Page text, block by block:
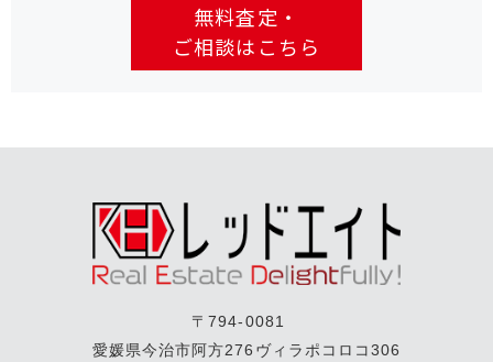
無料査定・
ご相談はこちら
〒794-0081
愛媛県今治市阿方276ヴィラポコロコ306